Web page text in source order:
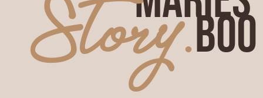
Story.Boo